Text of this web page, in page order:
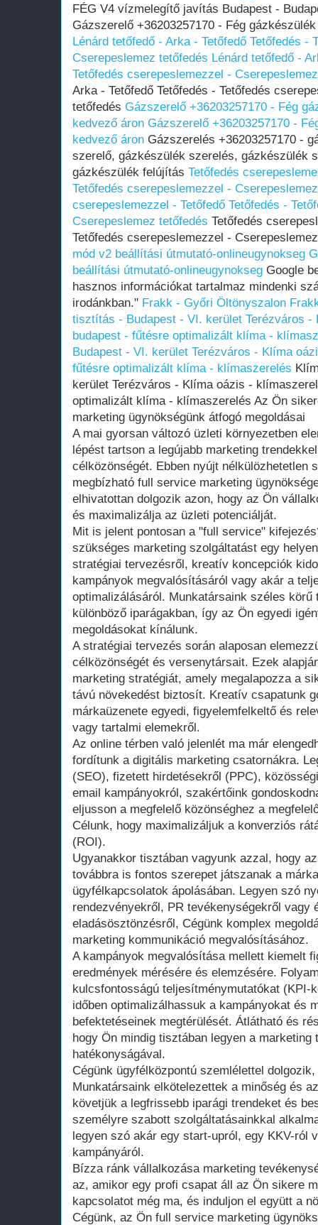
FÉG V4 vízmelegítő javítás Budapest -
Gázszerelő +36203257170 - Fég
Lénárd tetőfedő - Arka - Tetőfedő Tetőfedés -
Cserepeslemez tetőfedés Lénárd tetőfedő -
Tetőfedés cserepeslemezzel -
Arka - Tetőfedő Tetőfedés - Tetőfedés
tetőfedés Gázszerelő +36203257170 - Fég
kedvező áron Gázszerelő +36203257170 -
kedvező áron Gázszerelés +36203257170 -
szerelő, gázkészülék szerelés, gázkészülék
gázkészülék felújítás Tetőfedés
Tetőfedés cserepeslemezzel -
cserepeslemezzel - Tetőfedő Tetőfedés -
Cserepeslemez tetőfedés Tetőfedés
Tetőfedés cserepeslemezzel -
mód v2 beállítási útmutató-onlineugynokseg
beállítási útmutató-onlineugynokseg Google
hasznos információkat tartalmaz mindenki
irodánkban." Frakk - Győri Öltönyszalon
tisztítás - Budapest - VI. kerület Terézváros
budapest - fűtésre optimalizált klíma -
Budapest - VI. kerület Terézváros - Klíma
fűtésre optimalizált klíma - klímaszerelés
kerület Terézváros - Klíma oázis -
optimalizált klíma - klímaszerelés Az Ön
marketing ügynökségünk átfogó megoldásai
A mai gyorsan változó üzleti környezetben
lépést tartson a legújabb marketing
célközönségét. Ebben nyújt nélkülözhetetlen
megbízható full service marketing
elhivatottan dolgozik azon, hogy az Ön
és maximalizálja az üzleti potenciálját.
Mit is jelent pontosan a "full service"
szükséges marketing szolgáltatást egy
stratégiai tervezésről, kreatív koncepciók
kampányok megvalósításáról vagy akár a
optimalizálásáról. Munkatársaink széles körű
különböző iparágakban, így az Ön egyedi
megoldásokat kínálunk.
A stratégiai tervezés során alaposan
célközönségét és versenytársait. Ezek
marketing stratégiát, amely megalapozza a
távú növekedést biztosít. Kreatív csapatunk
márkaüzenete egyedi, figyelemfelkeltő és
vagy tartalmi elemekről.
Az online térben való jelenlét ma már
fordítunk a digitális marketing csatornákra.
(SEO), fizetett hirdetésekről (PPC),
email kampányokról, szakértőink
eljusson a megfelelő közönséghez a
Célunk, hogy maximalizáljuk a konverziós
(ROI).
Ugyanakkor tisztában vagyunk azzal, hogy
továbbra is fontos szerepet játszanak a
ügyfélkapcsolatok ápolásában. Legyen szó
rendezvényekről, PR tevékenységekről vagy
eladásösztönzésről, Cégünk komplex
marketing kommunikáció megvalósításához.
A kampányok megvalósítása mellett kiemelt
eredmények mérésére és elemzésére.
kulcsfontosságú teljesítménymutatókat (KPI-
időben optimalizálhassuk a kampányokat és
befektetéseinek megtérülését. Átlátható és
hogy Ön mindig tisztában legyen a marketing
hatékonyságával.
Cégünk ügyfélközpontú szemlélettel
Munkatársaink elkötelezettek a minőség és
követjük a legfrissebb iparági trendeket és
személyre szabott szolgáltatásainkkal
legyen szó akár egy start-upról, egy KKV-ról
kampányáról.
Bízza ránk vállalkozása marketing
az, amikor egy profi csapat áll az Ön sikere
kapcsolatot még ma, és induljon el együtt a
Cégünk, az Ön full service marketing